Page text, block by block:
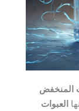
المنخفض
العبوات